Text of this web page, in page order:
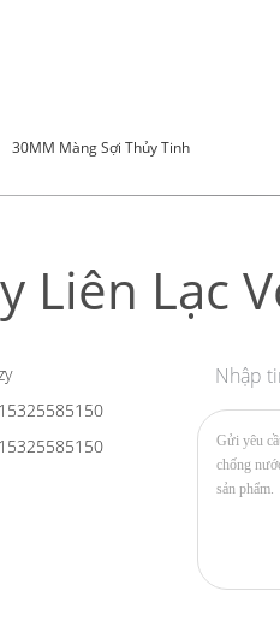
30MM Màng Sợi Thủy Tinh
Liên Lạc
Nhập